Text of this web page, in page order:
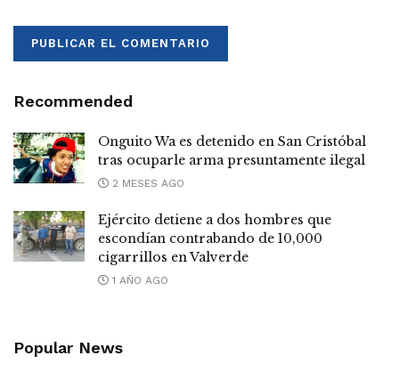
Recommended
Onguito Wa es detenido en San Cristóbal
tras ocuparle arma presuntamente ilegal
2 MESES AGO
Ejército detiene a dos hombres que
escondían contrabando de 10,000
cigarrillos en Valverde
1 AÑO AGO
Popular News